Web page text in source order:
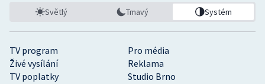
TV program
Pro média
Živé vysílání
Reklama
TV poplatky
Studio Brno
Světlý Tmavý Systém